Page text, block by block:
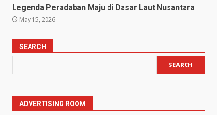
Legenda Peradaban Maju di Dasar Laut Nusantara
May 15, 2026
SEARCH
SEARCH
ADVERTISING ROOM